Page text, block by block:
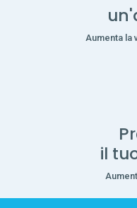
Aumenta la
il